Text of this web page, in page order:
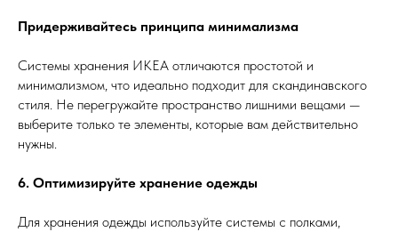
Придерживайтесь принципа минимализма
Системы хранения ИКЕА отличаются простотой и
минимализмом, что идеально подходит для скандинавского
стиля. Не перегружайте пространство лишними вещами —
выберите только те элементы, которые вам действительно
нужны.
6. Оптимизируйте хранение одежды
Для хранения одежды используйте системы с полками,